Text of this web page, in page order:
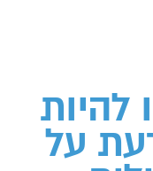
להיות
על